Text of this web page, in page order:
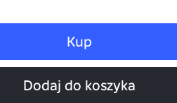
Kup
Dodaj do koszyka